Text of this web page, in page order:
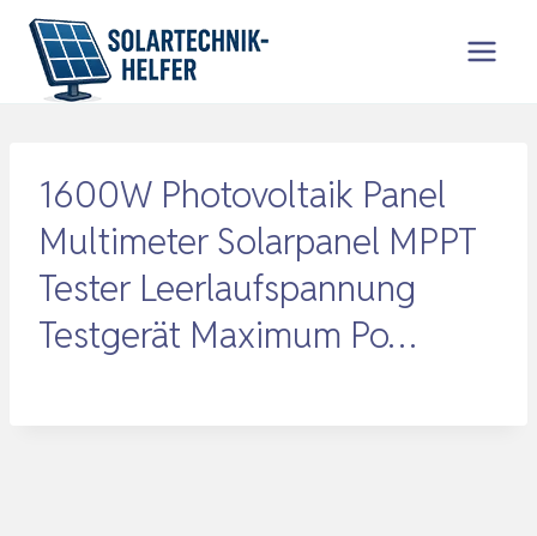
Zum
Inhalt
springen
1600W Photovoltaik Panel
Multimeter Solarpanel MPPT
Tester Leerlaufspannung
Testgerät Maximum Po…